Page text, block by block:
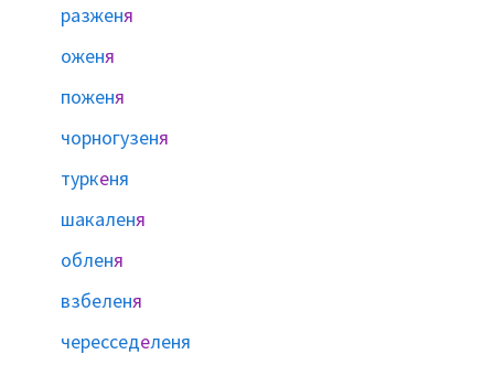
разженя
оженя
поженя
чорногузеня
туркеня
шакаленя
обленя
взбеленя
чересседеленя